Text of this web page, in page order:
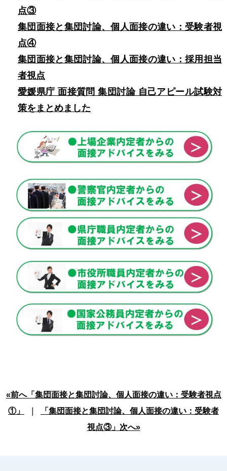
点③
集団面接と集団討論、個人面接の違い：受験者視
点④
集団面接と集団討論、個人面接の違い：採用担当
者視点
愛媛県庁 面接質問 集団討論 自己アピール試験対
策をまとめました
«前へ「集団面接と集団討論、個人面接の違い：受験者視点
①」
「集団面接と集団討論、個人面接の違い：受験者
視点③」次へ»